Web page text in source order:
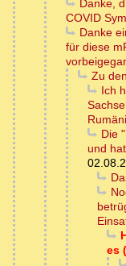
Danke,
COVID
Danke
für diese
Zu
Ich
Die
und
es